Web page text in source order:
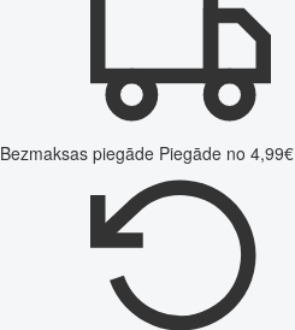
Bezmaksas piegāde Piegāde no 4,99€